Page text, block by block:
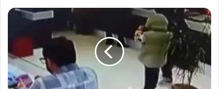
مشاهد
لا
تصدق..
يسرقان
4
ملايين